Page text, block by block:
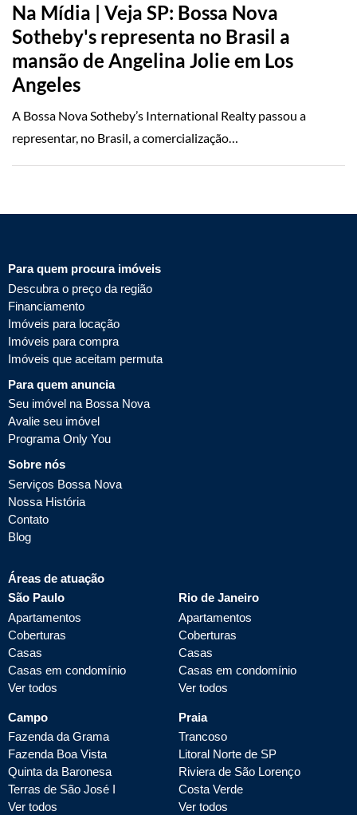
Na Mídia | Veja SP: Bossa Nova
Sotheby's representa no Brasil a
mansão de Angelina Jolie em Los
Angeles
A Bossa Nova Sotheby’s International Realty passou a
representar, no Brasil, a comercialização…
Para quem procura imóveis
Descubra o preço da região
Financiamento
Imóveis para locação
Imóveis para compra
Imóveis que aceitam permuta
Para quem anuncia
Seu imóvel na Bossa Nova
Avalie seu imóvel
Programa Only You
Sobre nós
Serviços Bossa Nova
Nossa História
Contato
Blog
Áreas de atuação
São Paulo
Apartamentos
Coberturas
Casas
Casas em condomínio
Ver todos
Rio de Janeiro
Apartamentos
Coberturas
Casas
Casas em condomínio
Ver todos
Campo
Fazenda da Grama
Fazenda Boa Vista
Quinta da Baronesa
Terras de São José I
Ver todos
Praia
Trancoso
Litoral Norte de SP
Riviera de São Lorenço
Costa Verde
Ver todos